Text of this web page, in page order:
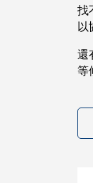
找
以
還
等